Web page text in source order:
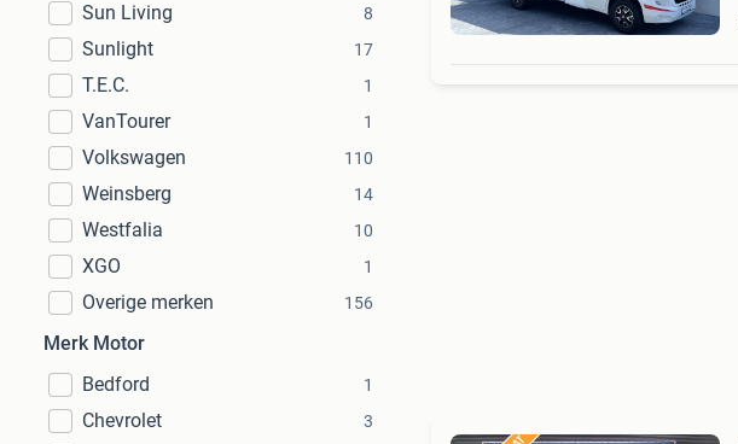
Sun Living 8
Sunlight 17
T.E.C. 1
VanTourer 1
Volkswagen 110
Weinsberg 14
Westfalia 10
XGO 1
Overige merken 156
Merk Motor
Bedford
1
Chevrolet 3